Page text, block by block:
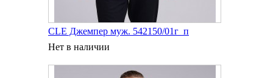
CLE Джемпер муж. 542150/01г_п
Нет в наличии